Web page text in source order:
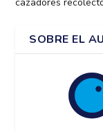
SOBRE EL